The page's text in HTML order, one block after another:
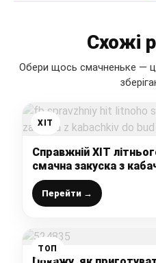
Схожі
Обери щось смачненьке —
ХІТ
Справжній ХІТ
смачна закуска з
столу
Перейти →
ТОП